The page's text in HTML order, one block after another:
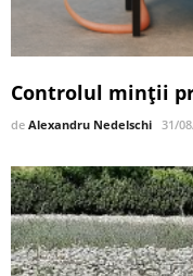
Controlul minții
de Alexandru Nedelschi 31/